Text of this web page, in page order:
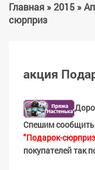
Главная»2015»
сюрприз
акция
Спешим сообщить
"Подарок-
покупателей так